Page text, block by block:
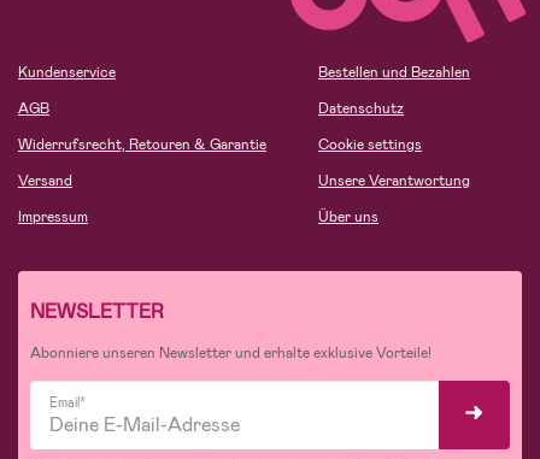
Kundenservice
AGB
Widerrufsrecht, Retouren & Garantie
Versand
Impressum
Bestellen und Bezahlen
Datenschutz
Cookie settings
Unsere Verantwortung
Über uns
NEWSLETTER
Abonniere unseren Newsletter und erhalte exklusive Vorteile!
Email*